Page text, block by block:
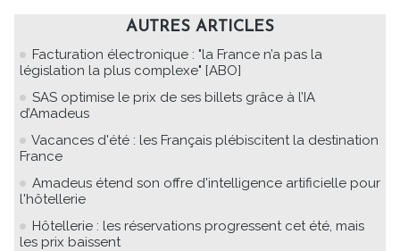
AUTRES ARTICLES
Facturation électronique : "la France n’a pas la
législation la plus complexe" [ABO]
SAS optimise le prix de ses billets grâce à l’IA
d’Amadeus
Vacances d'été : les Français plébiscitent la destination
France
Amadeus étend son offre d'intelligence artificielle pour
l'hôtellerie
Hôtellerie : les réservations progressent cet été, mais
les prix baissent